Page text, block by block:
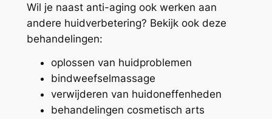
Wil je naast anti-aging ook werken aan
andere huidverbetering? Bekijk ook deze
behandelingen:
oplossen van huidproblemen
bindweefselmassage
verwijderen van huidoneffenheden
behandelingen cosmetisch arts